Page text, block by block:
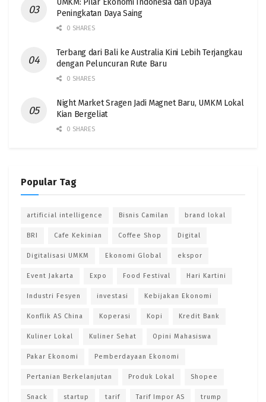
UMKM: Pilar Ekonomi Indonesia dan Upaya
Peningkatan Daya Saing
0 SHARES
Terbang dari Bali ke Australia Kini Lebih Terjangkau
dengan Peluncuran Rute Baru
0 SHARES
Night Market Sragen Jadi Magnet Baru, UMKM Lokal
Kian Bergeliat
0 SHARES
Popular Tag
artificial intelligence Bisnis Camilan brand lokal
BRI Cafe Kekinian Coffee Shop Digital
Digitalisasi UMKM Ekonomi Global ekspor
Event Jakarta Expo Food Festival Hari Kartini
Industri Fesyen investasi Kebijakan Ekonomi
Konflik AS China Koperasi Kopi Kredit Bank
Kuliner Lokal Kuliner Sehat Opini Mahasiswa
Pakar Ekonomi Pemberdayaan Ekonomi
Pertanian Berkelanjutan Produk Lokal Shopee
Snack startup tarif Tarif Impor AS trump